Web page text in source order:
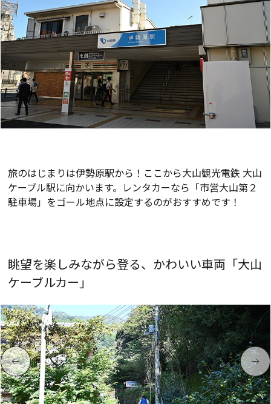
大山といえば豆腐料理！歴史のある豆腐会席
「青木館」
日本三薬師の1つであり、国の重要文化財の宝庫
「日向薬師」
旅のはじまりは伊勢原駅から！ここから大山観光電鉄 大山
ケーブル駅に向かいます。レンタカーなら「市営大山第２
駐車場」をゴール地点に設定するのがおすすめです！
眺望を楽しみながら登る、かわいい車両「大山
ケーブルカー」